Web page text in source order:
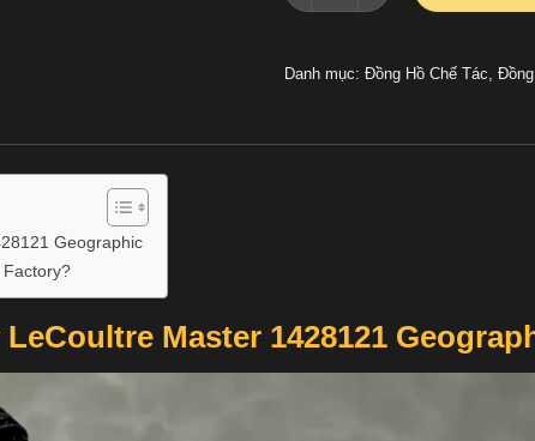
Danh mục: Đồng Hồ Chế Tác
Geographic
Master 1428121